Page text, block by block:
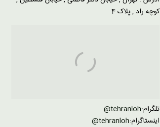
کوچه راد , پلاک 4
تلگرام:tehranloh@
اینستاگرام:tehranloh@